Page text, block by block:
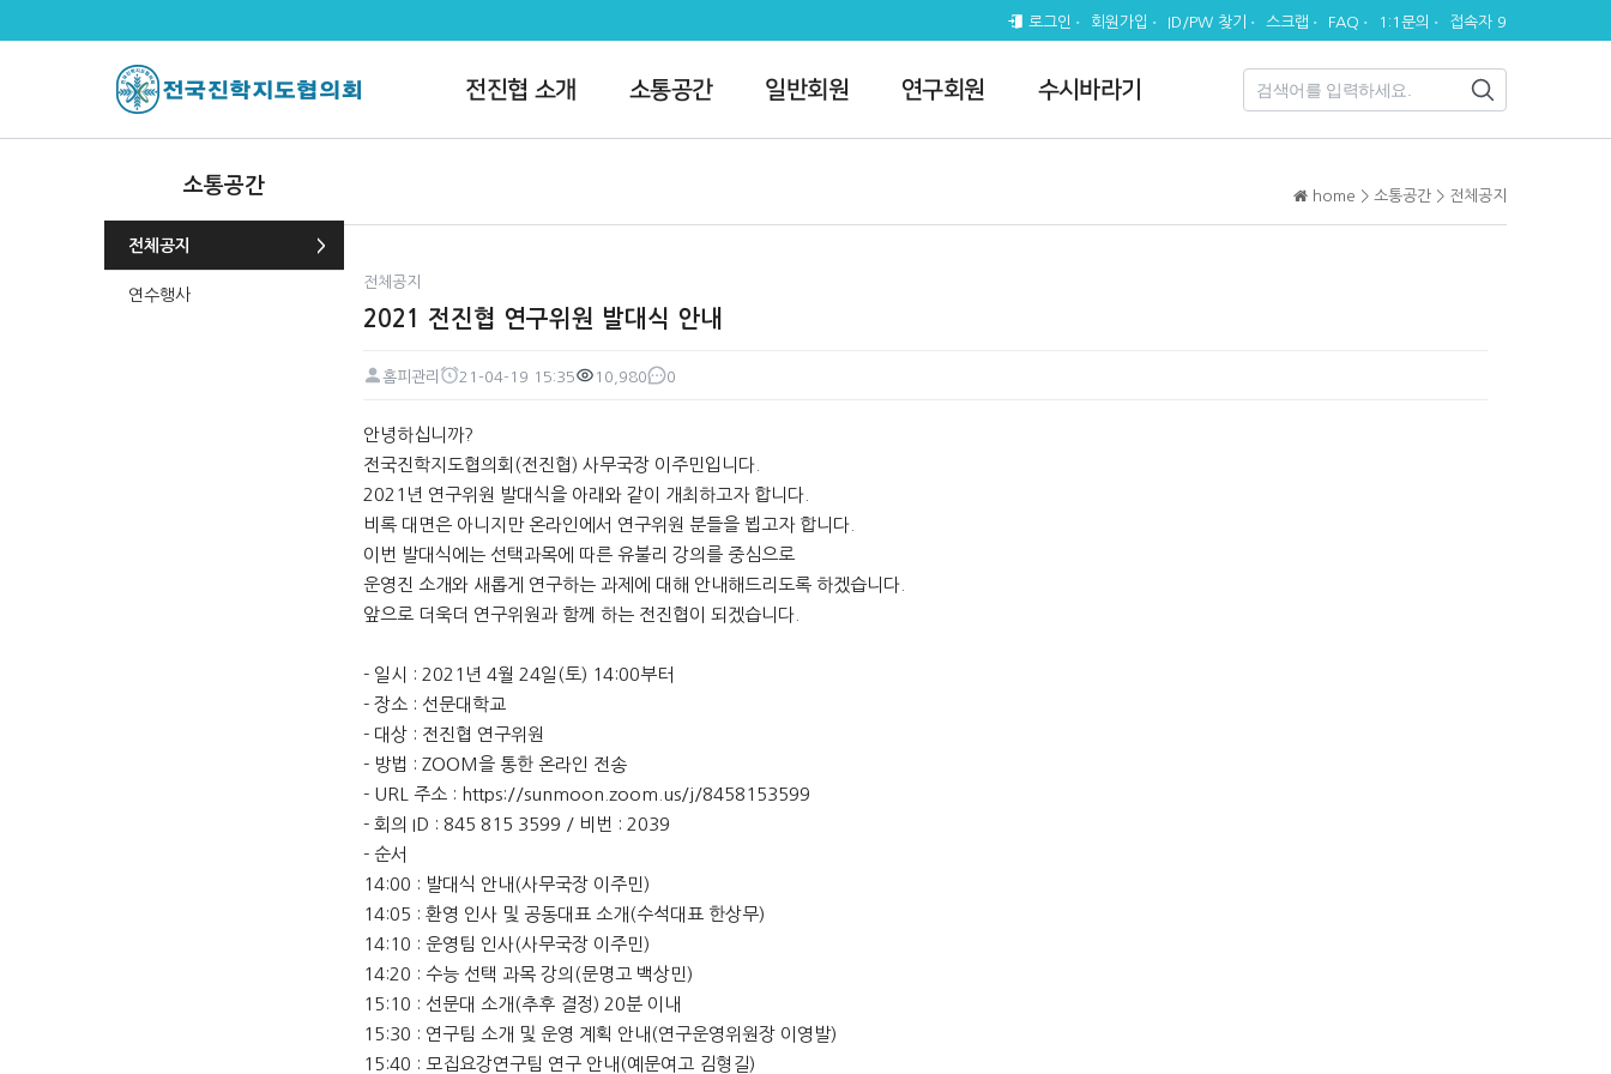
로그인 회원가입 ID/PW 찾기 스크랩 FAQ 1:1문의 접속자 9
전진협 소개 소통공간 일반회원 연구회원 수시바라기
소통공간
전체공지
연수행사
home > 소통공간 > 전체공지
전체공지
2021 전진협 연구위원 발대식 안내
페이지 정보
홈피관리
21-04-19 15:35
10,980
0
본문
안녕하십니까?
전국진학지도협의회(전진협) 사무국장 이주민입니다.
2021년 연구위원 발대식을 아래와 같이 개최하고자 합니다.
비록 대면은 아니지만 온라인에서 연구위원 분들을 뵙고자 합니다.
이번 발대식에는 선택과목에 따른 유불리 강의를 중심으로
운영진 소개와 새롭게 연구하는 과제에 대해 안내해드리도록 하겠습니다.
앞으로 더욱더 연구위원과 함께 하는 전진협이 되겠습니다.
- 일시 : 2021년 4월 24일(토) 14:00부터
- 장소 : 선문대학교
- 대상 : 전진협 연구위원
- 방법 : ZOOM을 통한 온라인 전송
- URL 주소 : https://sunmoon.zoom.us/j/8458153599
- 회의 ID : 845 815 3599 / 비번 : 2039
- 순서
14:00 : 발대식 안내(사무국장 이주민)
14:05 : 환영 인사 및 공동대표 소개(수석대표 한상무)
14:10 : 운영팀 인사(사무국장 이주민)
14:20 : 수능 선택 과목 강의(문명고 백상민)
15:10 : 선문대 소개(추후 결정) 20분 이내
15:30 : 연구팀 소개 및 운영 계획 안내(연구운영위원장 이영발)
15:40 : 모집요강연구팀 연구 안내(예문여고 김형길)